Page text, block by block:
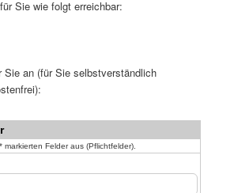
Sie wie folgt erreichbar:
Sie an (für Sie selbstverständlich